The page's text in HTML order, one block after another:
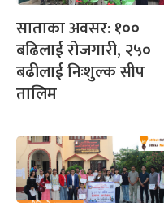
साताका अवसर: १००
बढिलाई रोजगारी, २५०
बढीलाई निःशुल्क सीप
तालिम